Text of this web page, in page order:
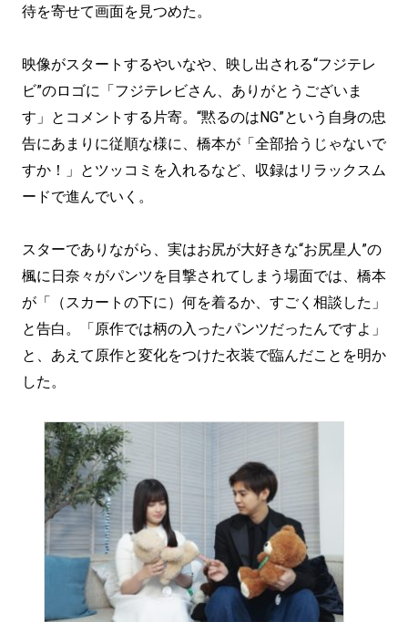
待を寄せて画面を見つめた。
映像がスタートするやいなや、映し出される“フジテレ
ビ”のロゴに「フジテレビさん、ありがとうございま
す」とコメントする片寄。“黙るのはNG”という自身の忠
告にあまりに従順な様に、橋本が「全部拾うじゃないで
すか！」とツッコミを入れるなど、収録はリラックスム
ードで進んでいく。
スターでありながら、実はお尻が大好きな“お尻星人”の
楓に日奈々がパンツを目撃されてしまう場面では、橋本
が「（スカートの下に）何を着るか、すごく相談した」
と告白。「原作では柄の入ったパンツだったんですよ」
と、あえて原作と変化をつけた衣装で臨んだことを明か
した。